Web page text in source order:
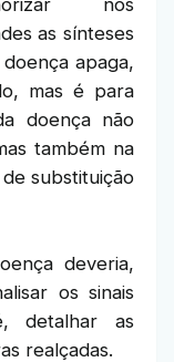
as sínteses
apaga,
mas é para
doença não
também na
substituição
deveria,
os sinais
detalhar as
realçadas.